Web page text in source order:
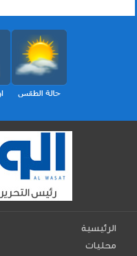
الرئيسية
محليات